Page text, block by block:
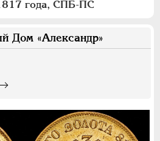
года, СПБ-ПС
Дом «Александр»